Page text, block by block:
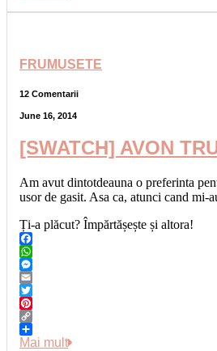
FRUMUSETE
12 Comentarii
June 16, 2014
[SWATCH] AVON
Am avut dintotdeauna o preferinta
usor de gasit. Asa ca, atunci cand
Ți-a plăcut? Împărtășește și altora!
Facebook
WhatsApp
Messenger
Email
Twitter
Pinterest
Copy
Link
Share
Mai mult